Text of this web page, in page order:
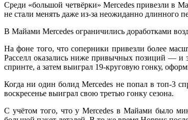
Среди «большой четвёрки» Mercedes привезли в
не стали менять даже из-за неожиданно длинного
В Майами Mercedes ограничились доработками
На фоне того, что соперники привезли более
Расселл оказались ниже привычных позиций — и
спринте, а затем выиграл 19-круговую гонку,
Когда ни один болид Mercedes не попал в топ-3
воскресенье выиграл свою третью гонку сезона.
С учётом того, что у Mercedes в Майами было